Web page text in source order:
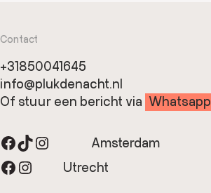
Contact
+31850041645
info@plukdenacht.nl
Of stuur een bericht via Whatsapp
Facebook TikTok Instagram Amsterdam
Facebook Instagram Utrecht